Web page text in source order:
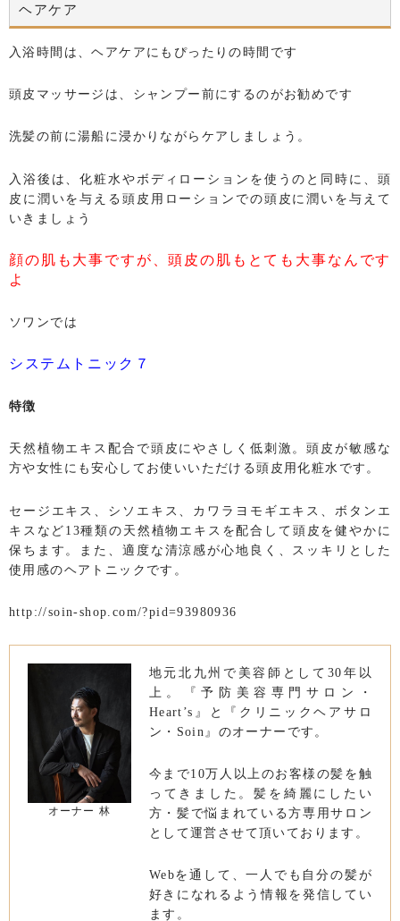
ヘアケア
入浴時間は、ヘアケアにもぴったりの時間です
頭皮マッサージは、シャンプー前にするのがお勧めです
洗髪の前に湯船に浸かりながらケアしましょう。
入浴後は、化粧水やボディローションを使うのと同時に、頭
皮に潤いを与える頭皮用ローションでの頭皮に潤いを与えて
いきましょう
顔の肌も大事ですが、頭皮の肌もとても大事なんです
よ
ソワンでは
システムトニック７
特徴
天然植物エキス配合で頭皮にやさしく低刺激。頭皮が敏感な
方や女性にも安心してお使いいただける頭皮用化粧水です。
セージエキス、シソエキス、カワラヨモギエキス、ボタンエ
キスなど13種類の天然植物エキスを配合して頭皮を健やかに
保ちます。また、適度な清涼感が心地良く、スッキリとした
使用感のヘアトニックです。
http://soin-shop.com/?pid=93980936
オーナー 林
地元北九州で美容師として30年以
上。『予防美容専門サロン・
Heart’s』と『クリニックヘアサロ
ン・Soin』のオーナーです。
今まで10万人以上のお客様の髪を触
ってきました。髪を綺麗にしたい
方・髪で悩まれている方専用サロン
として運営させて頂いております。
Webを通して、一人でも自分の髪が
好きになれるよう情報を発信してい
ます。